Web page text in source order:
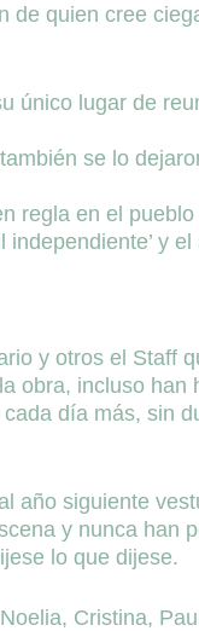
de quien cree
único lugar de
se lo
regla en el
y
y otros el Staff
obra, incluso han
día más, sin
año siguiente
y nunca han
lo que dijese.
Cristina,